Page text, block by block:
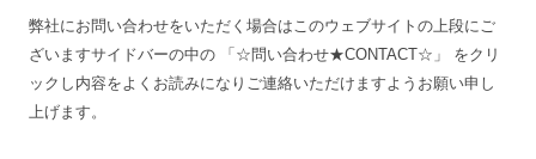
弊社にお問い合わせをいただく場合はこのウェブサイトの上段にご
ざいますサイドバーの中の 「☆問い合わせ★CONTACT☆」 をクリ
ックし内容をよくお読みになりご連絡いただけますようお願い申し
上げます。